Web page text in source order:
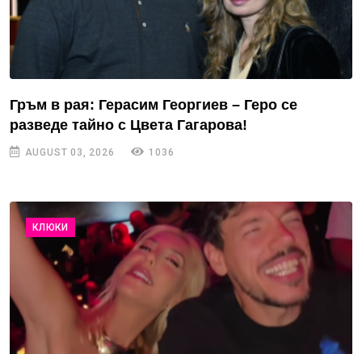
Гръм в рая: Герасим Георгиев – Геро се
разведе тайно с Цвета Гагарова!
AUGUST 03, 2026 1036
КЛЮКИ